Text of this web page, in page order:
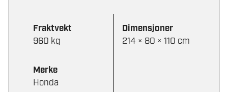
Fraktvekt
960 kg
Dimensjoner
214 × 80 × 110 cm
Merke
Honda